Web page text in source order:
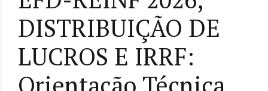
DISTRIBUIÇÃO DE
LUCROS E IRRF: